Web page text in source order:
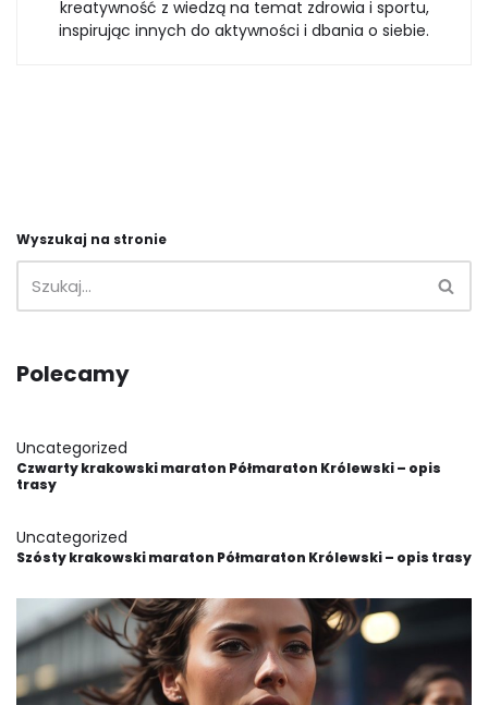
kreatywność z wiedzą na temat zdrowia i sportu,
inspirując innych do aktywności i dbania o siebie.
Wyszukaj na stronie
Polecamy
Uncategorized
Czwarty krakowski maraton Półmaraton Królewski – opis
trasy
Uncategorized
Szósty krakowski maraton Półmaraton Królewski – opis trasy